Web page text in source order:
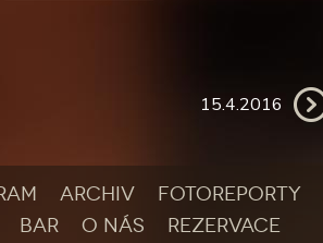
15.4.2016
ARCHIV
FOTOREPORTY
BAR O NÁS
REZERVACE